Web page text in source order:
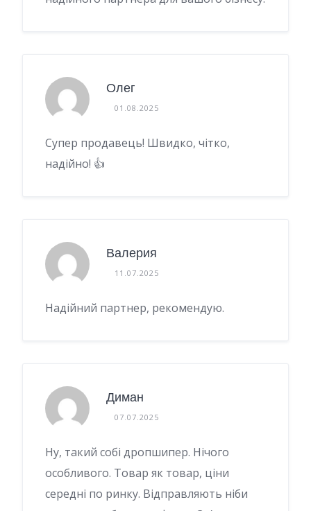
Олег
01.08.2025
Супер продавець! Швидко, чітко,
надійно! 👍
Валерия
11.07.2025
Надійний партнер, рекомендую.
Диман
07.07.2025
Ну, такий собі дропшипер. Нічого
особливого. Товар як товар, ціни
середні по ринку. Відправляють ніби